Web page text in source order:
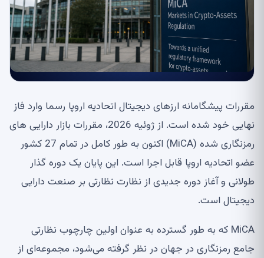
مقررات پیشگامانه ارزهای دیجیتال اتحادیه اروپا رسما وارد فاز
نهایی خود شده است. از ژوئیه 2026، مقررات بازار دارایی های
رمزنگاری شده (MiCA) اکنون به طور کامل در تمام 27 کشور
عضو اتحادیه اروپا قابل اجرا است. این پایان یک دوره گذار
طولانی و آغاز دوره جدیدی از نظارت نظارتی بر صنعت دارایی
دیجیتال است.
MiCA که به طور گسترده به عنوان اولین چارچوب نظارتی
جامع رمزنگاری در جهان در نظر گرفته می‌شود، مجموعه‌ای از